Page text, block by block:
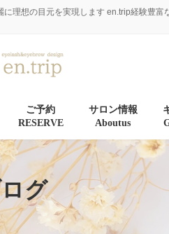
理想の目元を実現します en.trip経験豊
ご予約
RESERVE
サロン情報
Aboutus
グ